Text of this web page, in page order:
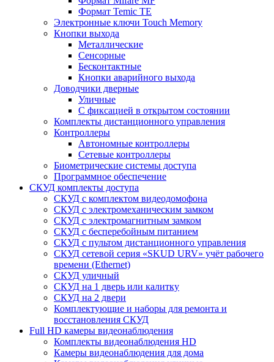
Формат Temic TE
Электронные ключи Touch Memory
Кнопки выхода
Металлические
Сенсорные
Бесконтактные
Кнопки аварийного выхода
Доводчики дверные
Уличные
С фиксацией в открытом состоянии
Комплекты дистанционного управления
Контроллеры
Автономные контроллеры
Сетевые контроллеры
Биометрические системы доступа
Программное обеспечение
СКУД комплекты доступа
СКУД с комплектом видеодомофона
СКУД с электромеханическим замком
СКУД с электромагнитным замком
СКУД с бесперебойным питанием
СКУД с пультом дистанционного управления
СКУД сетевой серия «SKUD URV» учёт рабочего
времени (Ethernet)
СКУД уличный
СКУД на 1 дверь или калитку
СКУД на 2 двери
Комплектующие и наборы для ремонта и
восстановления СКУД
Full HD камеры видеонаблюдения
Комплекты видеонаблюдения HD
Камеры видеонаблюдения для дома